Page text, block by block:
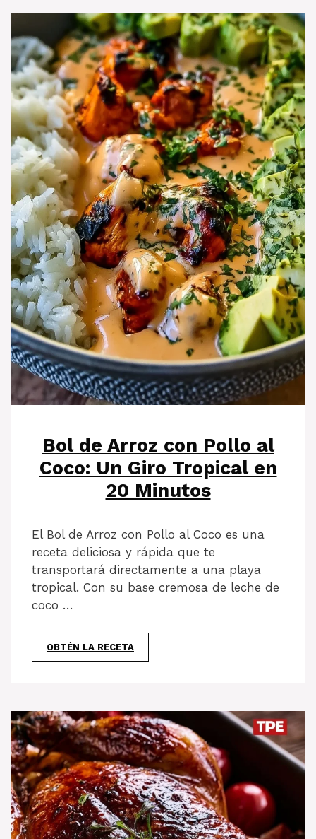
Bol de Arroz con Pollo al
Coco: Un Giro Tropical en
20 Minutos
El Bol de Arroz con Pollo al Coco es una
receta deliciosa y rápida que te
transportará directamente a una playa
tropical. Con su base cremosa de leche de
coco …
OBTÉN LA RECETA